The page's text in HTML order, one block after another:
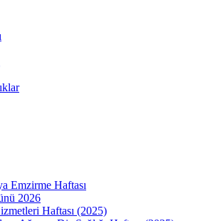
Emzirme Haftası
2026
Haftası (2025)